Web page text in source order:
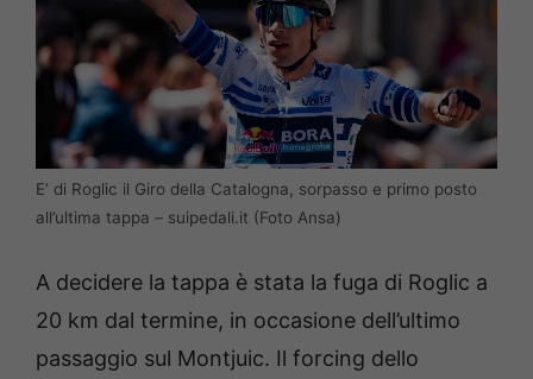
E’ di Roglic il Giro della Catalogna, sorpasso e primo posto
all’ultima tappa – suipedali.it (Foto Ansa)
A decidere la tappa è stata la fuga di Roglic a
20 km dal termine, in occasione dell’ultimo
passaggio sul Montjuic. Il forcing dello